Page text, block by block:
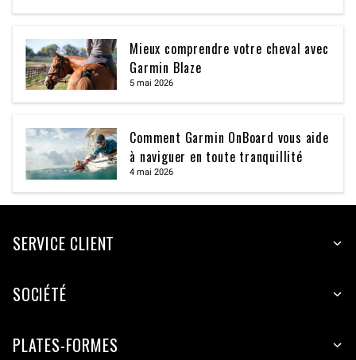
Mieux comprendre votre cheval avec
Garmin Blaze
5 mai 2026
Comment Garmin OnBoard vous aide
à naviguer en toute tranquillité
4 mai 2026
SERVICE CLIENT
SOCIÉTÉ
PLATES-FORMES